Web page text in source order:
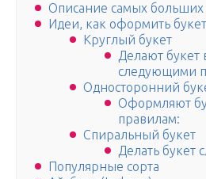
Описание самых больших
Идеи, как оформить
Круглый букет
Делают букет
следующими
Односторонний
Оформляют
правилам:
Спиральный букет
Делать букет
Популярные сорта